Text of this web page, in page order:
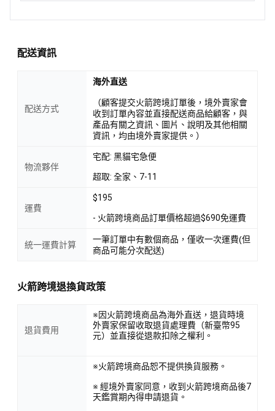
配送資訊
配送方式
海外直送
（顧客提交火箭跨境訂單後，境外賣家會
收到訂單內容並直接配送商品給顧客，與
產品有關之資訊、圖片、說明及其他相關
資訊，均由境外賣家提供。）
物流夥伴
宅配: 黑貓宅急便
超取: 全家、7-11
運費
$195
- 火箭跨境商品訂單價格超過$690免運費
統一運費計算
一筆訂單中有數個商品，僅收一次運費(但
商品可能分次配送)
火箭跨境退換貨政策
退貨費用
※因火箭跨境商品為海外直送，退貨時境
外賣家保留收取退貨處理費（新臺幣95
元）並直接從退款扣除之權利。
※火箭跨境商品恕不提供換貨服務。
※ 經境外賣家同意，收到火箭跨境商品後7
天鑑賞期內得申請退貨。